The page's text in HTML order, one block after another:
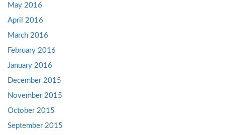
May 2016
April 2016
March 2016
February 2016
January 2016
December 2015
November 2015
October 2015
September 2015